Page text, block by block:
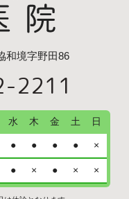
和境字野田86
2211
水 木 金 土 日
● ● ● ● ×
● × ● × ×